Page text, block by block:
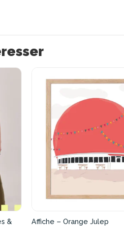
&
Affiche – Orange Julep